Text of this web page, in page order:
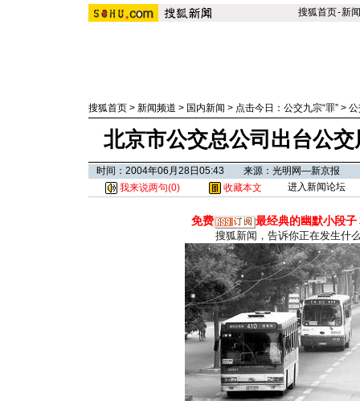
搜狐首页-新闻
搜狐首页 > 新闻频道 > 国内新闻 > 点击今日：公交九宗“罪” >
北京市公交总公司出台公
时间：2004年06月28日05:43 来源：光明网—新京报
我来说两句(0) 收藏本文 进入新闻论坛
免费 最经典的幽默小段子
搜狐新闻，告诉你正在发生什